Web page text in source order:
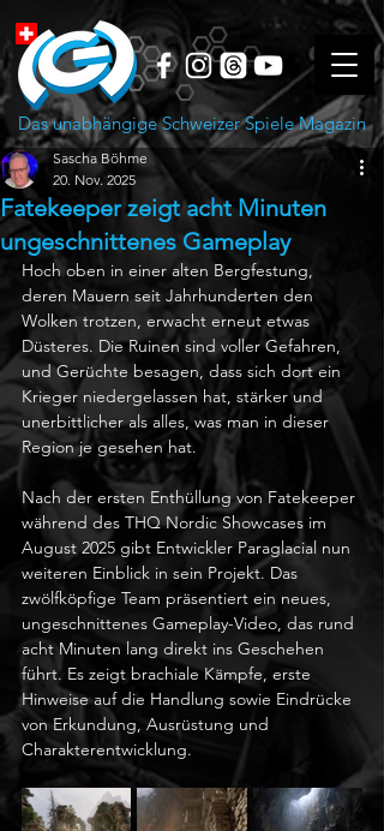
Das unabhängige Schweizer Spiele Magazin
Fatekeeper zeigt acht Minuten
ungeschnittenes Gameplay
Sascha Böhme
20. Nov. 2025
Hoch oben in einer alten Bergfestung,
deren Mauern seit Jahrhunderten den
Wolken trotzen, erwacht erneut etwas
Düsteres. Die Ruinen sind voller Gefahren,
und Gerüchte besagen, dass sich dort ein
Krieger niedergelassen hat, stärker und
unerbittlicher als alles, was man in dieser
Region je gesehen hat.
Nach der ersten Enthüllung von Fatekeeper
während des THQ Nordic Showcases im
August 2025 gibt Entwickler Paraglacial nun
weiteren Einblick in sein Projekt. Das
zwölfköpfige Team präsentiert ein neues,
ungeschnittenes Gameplay-Video, das rund
acht Minuten lang direkt ins Geschehen
führt. Es zeigt brachiale Kämpfe, erste
Hinweise auf die Handlung sowie Eindrücke
von Erkundung, Ausrüstung und
Charakterentwicklung.